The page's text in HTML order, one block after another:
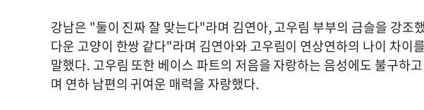
강남은 "둘이 진짜 잘 맞는다"라며 김연아, 고우림 부부의 금슬을 강조
다운 고양이 한쌍 같다"라며 김연아와 고우림이 연상연하의 나이 차이
말했다. 고우림 또한 베이스 파트의 저음을 자랑하는 음성에도 불구하
며 연하 남편의 귀여운 매력을 자랑했다.